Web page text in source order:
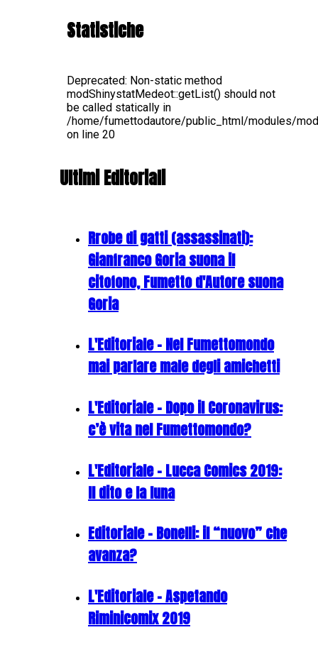
Statistiche
Deprecated: Non-static method
modShinystatMedeot::getList() should not
be called statically in
/home/fumettodautore/public_html/modules/
on line 20
Ultimi Editoriali
Rrobe di gatti (assassinati):
Gianfranco Goria suona il
citofono, Fumetto d'Autore suona
Goria
L'Editoriale - Nel Fumettomondo
mai parlare male degli amichetti
L'Editoriale - Dopo il Coronavirus:
c’è vita nel Fumettomondo?
L'Editoriale - Lucca Comics 2019:
Il dito e la luna
Editoriale - Bonelli: il “nuovo” che
avanza?
L'Editoriale - Aspetando
Riminicomix 2019